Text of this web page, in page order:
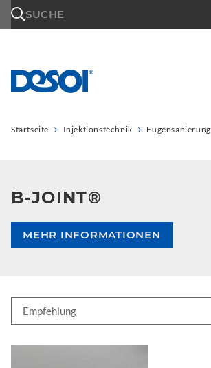
SUCHE
Startseite Injektionstechnik Fugensanierung
B-JOINT®
MEHR INFORMATIONEN